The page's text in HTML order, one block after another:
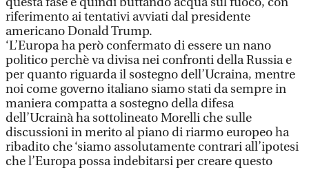
riferimento ai tentativi avviati dal presidente
americano Donald Trump.
‘L’Europa ha però confermato di essere un nano
politico perchè va divisa nei confronti della Russia e
per quanto riguarda il sostegno dell’Ucraina, mentre
noi come governo italiano siamo stati da sempre in
maniera compatta a sostegno della difesa
dell’Ucrainà ha sottolineato Morelli che sulle
discussioni in merito al piano di riarmo europeo ha
ribadito che ‘siamo assolutamente contrari all’ipotesi
che l’Europa possa indebitarsi per creare questo